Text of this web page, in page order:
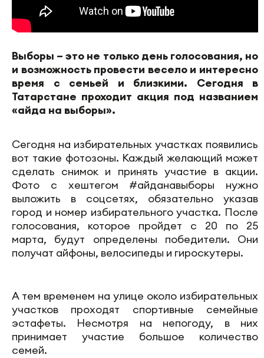
Выборы – это не только день голосования, но
и возможность провести весело и интересно
время с семьей и близкими. Сегодня в
Татарстане проходит акция под названием
«айда на выборы».
Сегодня на избирательных участках появились
вот такие фотозоны. Каждый желающий может
сделать снимок и принять участие в акции.
Фото с хештегом #айданавыборы нужно
выложить в соцсетях, обязательно указав
город и номер избирательного участка. После
голосования, которое пройдет с 20 по 25
марта, будут определены победители. Они
получат айфоны, велосипеды и гироскутеры.
А тем временем на улице около избирательных
участков проходят спортивные семейные
эстафеты. Несмотря на непогоду, в них
принимает участие большое количество
семей.